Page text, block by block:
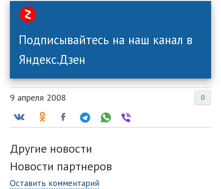
Подписывайтесь на наш канал в
Яндекс.Дзен
0
9 апреля 2008
Другие новости
Новости партнеров
Оставить комментарий